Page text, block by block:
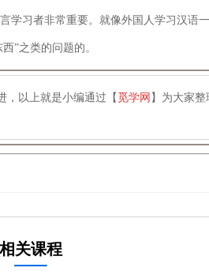
学习者非常重要。就像外国人学习汉语
”之类的问题的。
，以上就是小编通过【 觅学网 】为大家
相关课程